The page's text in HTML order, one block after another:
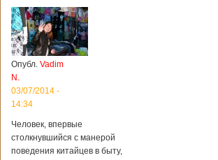
Опубл. Vadim
N.
03/07/2014 -
14:34
Человек, впервые
столкнувшийся с манерой
поведения китайцев в быту,